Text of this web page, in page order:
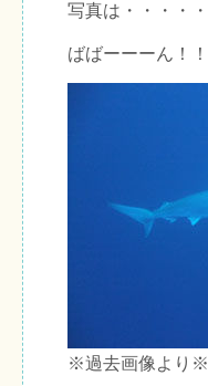
写真は・・・・・
ばばーーーん！！
※過去画像より※